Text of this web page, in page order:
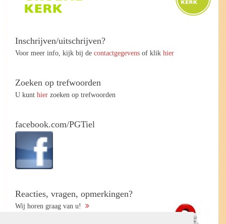
Inschrijven/uitschrijven?
Voor meer info, kijk bij de contactgegevens of klik hier
Zoeken op trefwoorden
U kunt hier zoeken op trefwoorden
facebook.com/PGTiel
Reacties, vragen, opmerkingen?
Wij horen graag van u!